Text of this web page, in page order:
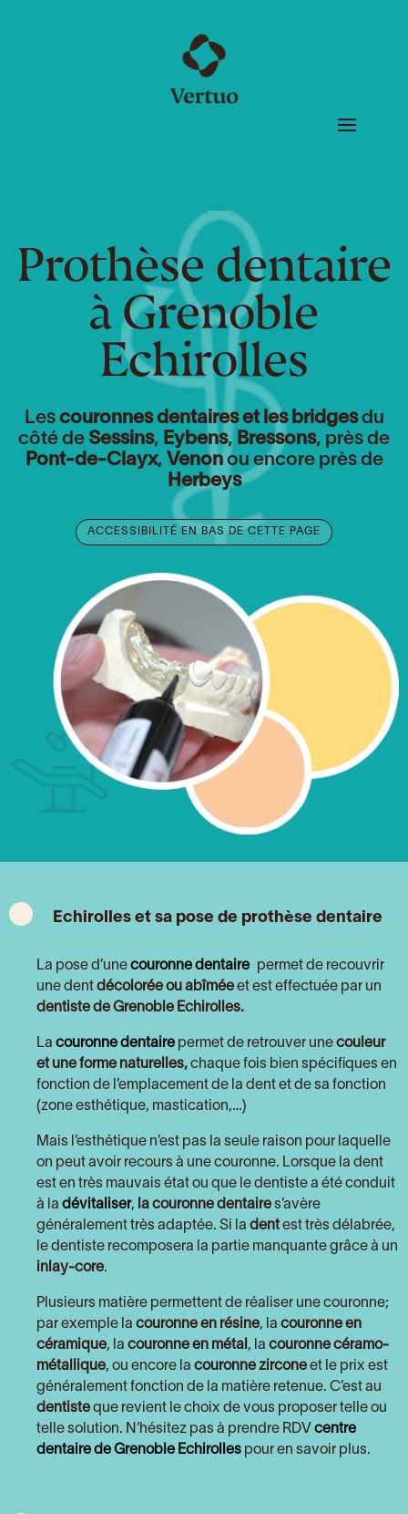
Prothèse dentaire
à Grenoble
Echirolles
Les couronnes dentaires et les bridgesdu
côté de Sessins, Eybens, Bressons, près de
Pont-de-Clayx, Venonou encore près de
Herbeys
ACCESSIBILITÉ EN BAS DE CETTE PAGE
Echirolles et sa pose de prothèse dentaire
La pose d’une couronne dentaire
permet de recouvrir
une dent décolorée ou abîmée et est effectuée par un
dentiste de Grenoble Echirolles.
La couronne dentaire permet de retrouver une couleur
et une forme naturelles, chaque fois bien spécifiques en
fonction de l’emplacement de la dent et de sa fonction
(zone esthétique, mastication,…)
Mais l’esthétique n’est pas la seule raison pour laquelle
on peut avoir recours à une couronne. Lorsque la dent
est en très mauvais état ou que le dentiste a été conduit
à la dévitaliser, la couronne dentaire s’avère
généralement très adaptée. Si la dentest très délabrée,
le dentiste recomposera la partie manquante grâce à un
inlay-core.
Plusieurs matière permettent de réaliser une couronne;
par exemple la couronne en résine, la couronne en
céramique, la couronne en métal , la couronne céramo-
métallique, ou encore la couronne zircone et le prix est
généralement fonction de la matière retenue. C’est au
dentiste que revient le choix de vous proposer telle ou
telle solution. N’hésitez pas à prendre RDV centre
dentaire de Grenoble Echirolles pour en savoir plus.